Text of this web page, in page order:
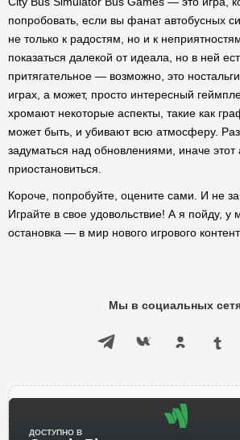
попробовать, если вы фанат автобусных
не только к радостям, но и к
показаться далекой от идеала, но в ней
притягательное — возможно, это
играх, а может, просто интересный
хромают некоторые аспекты, такие как
может быть, и убивают всю атмосферу.
задуматься над обновлениями, иначе этот
приостановиться.
Короче, попробуйте, оцените сами. И не
Играйте в свое удовольствие! А я пойду,
остановка — в мир нового игрового
Мы в социальных
ДОСТУПНО В